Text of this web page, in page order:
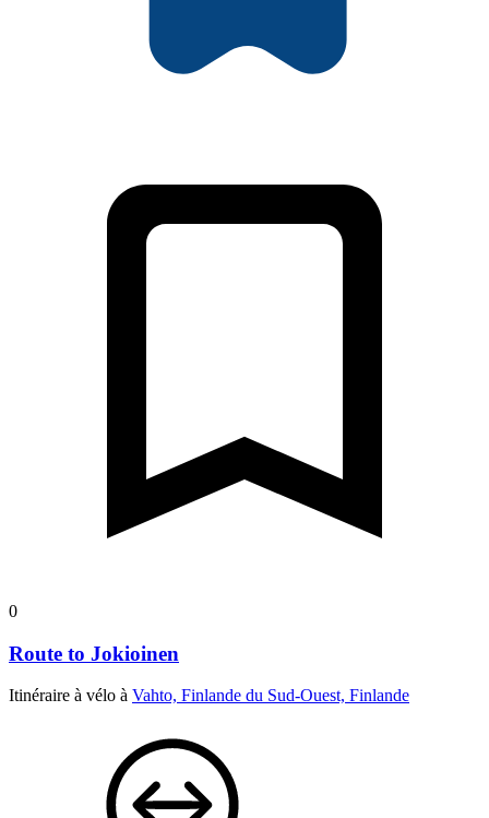
0
Route to Jokioinen
Itinéraire à vélo à Vahto, Finlande du Sud-Ouest, Finlande